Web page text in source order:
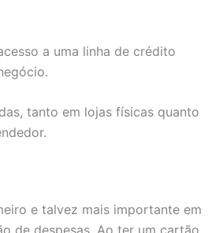
a uma linha de crédito
tanto em lojas físicas quanto
e talvez mais importante em